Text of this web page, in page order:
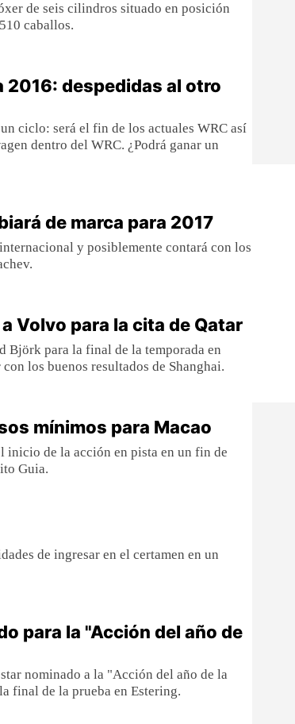
de seis cilindros situado en posición
caballos.
2016: despedidas al otro
ciclo: será el fin de los actuales WRC así
dentro del WRC. ¿Podrá ganar un
de marca para 2017
y posiblemente contará con los
Volvo para la cita de Qatar
Björk para la final de la temporada en
los buenos resultados de Shanghai.
mínimos para Macao
inicio de la acción en pista en un fin de
Guia.
de ingresar en el certamen en un
para la "Acción del año de
nominado a la "Acción del año de la
final de la prueba en Estering.